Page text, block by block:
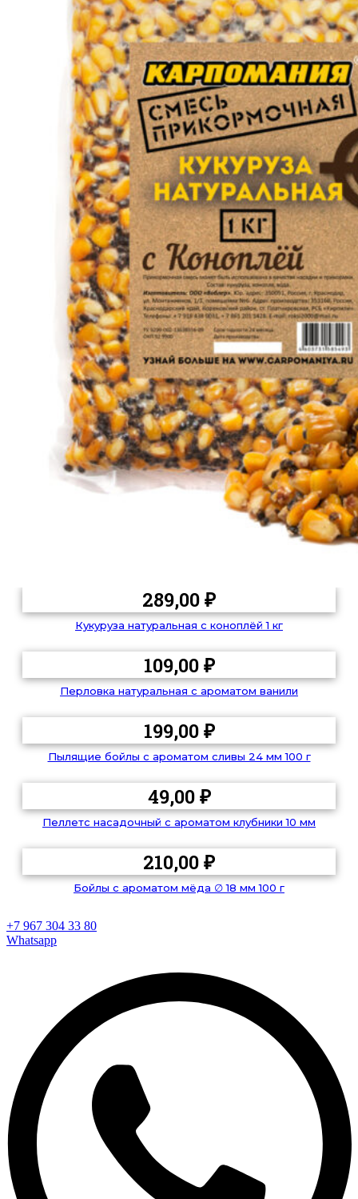
289,00₽
Кукуруза натуральная с коноплёй 1 кг
109,00₽
Перловка натуральная с ароматом ванили
199,00₽
Пылящие бойлы с ароматом сливы 24 мм 100 г
49,00₽
Пеллетс насадочный с ароматом клубники 10 мм
210,00₽
Бойлы с ароматом мёда ∅ 18 мм 100 г
+7 967 304 33 80
Whatsapp